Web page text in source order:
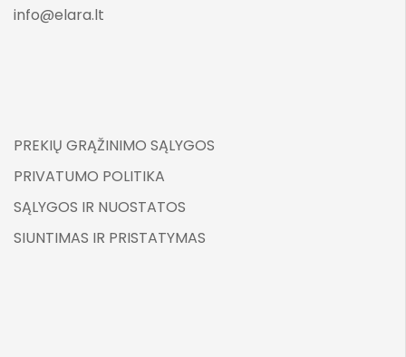
info@elara.lt
PREKIŲ GRĄŽINIMO SĄLYGOS
PRIVATUMO POLITIKA
SĄLYGOS IR NUOSTATOS
SIUNTIMAS IR PRISTATYMAS